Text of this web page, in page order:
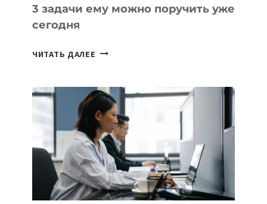
3 задачи ему можно поручить уже
сегодня
ЧИТАТЬ ДАЛЕЕ ИИ-
БИЗНЕСА:
КАКИЕ
3
ЗАДАЧИ
ЕМУ
МОЖНО
ПОРУЧИТЬ
УЖЕ